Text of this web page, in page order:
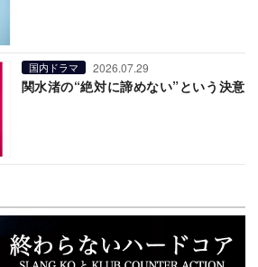
国内ドラマ 2026.07.29
関水渚の“絶対に諦めない”という決意